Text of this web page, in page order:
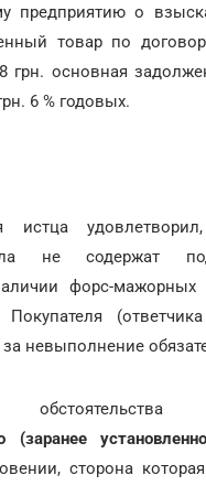
предприятию о
товар по
грн. основная
6 % годовых.
истца
не содержат
форс-мажорных
Покупателя
невыполнение
(заранее
сторона